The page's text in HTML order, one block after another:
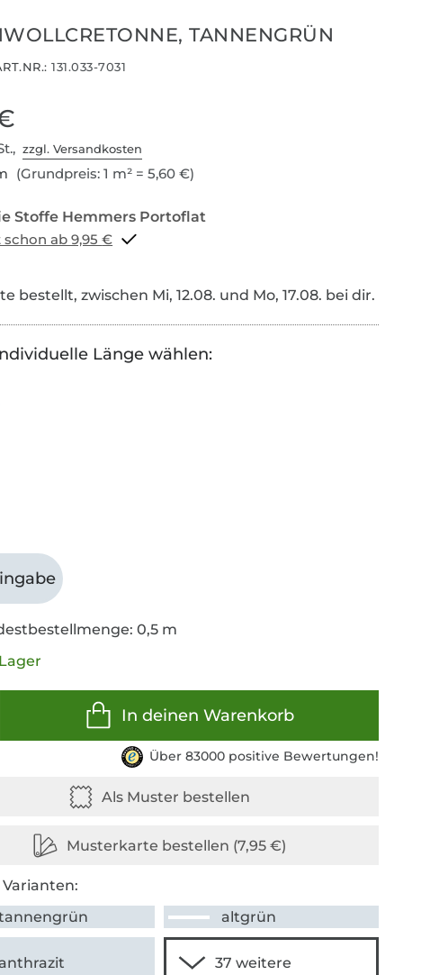
TANNENGRÜN
131.033-7031
zzgl. Versandkosten
(Grundpreis: 1 m² = 5,60 €)
Portoflat schon ab 9,95 €
bestellt, zwischen Mi, 12.08. und Mo, 17.08. bei dir.
Länge wählen:
0,5 m
In deinen Warenkorb
Über 83000 positive Bewertungen!
altgrün